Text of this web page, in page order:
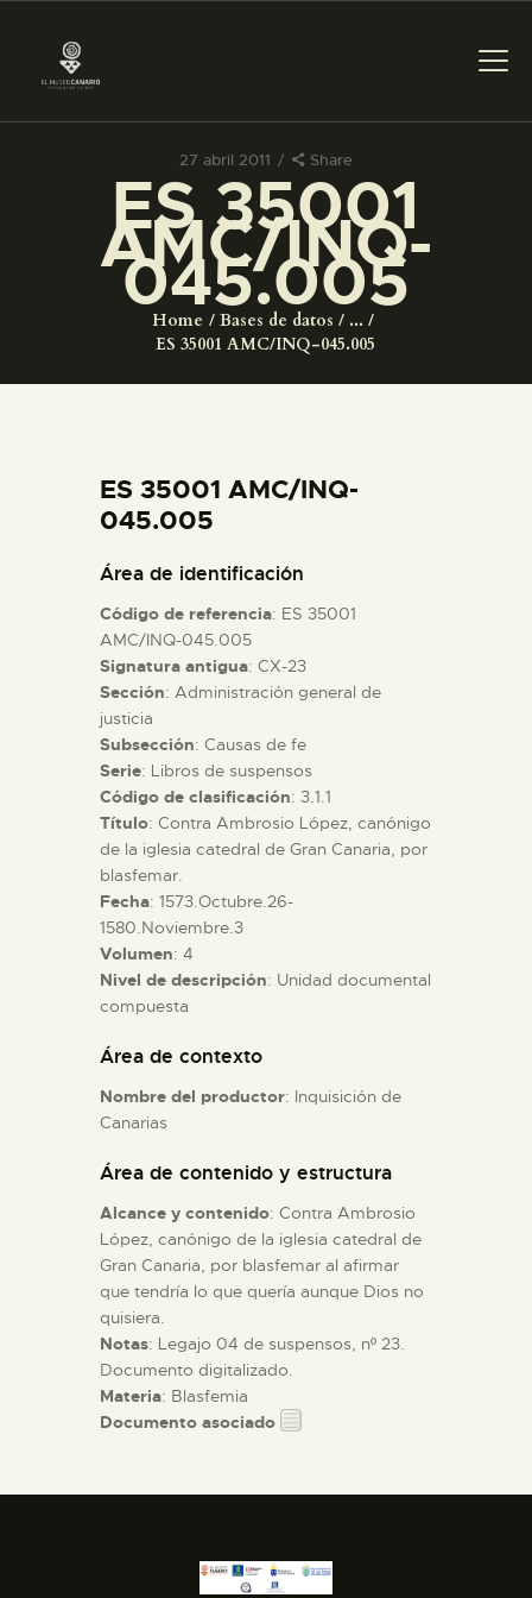
27 abril 2011 Share
ES 35001
AMC/INQ-
045.005
Home Bases de datos
...
ES 35001 AMC/INQ-045.005
PREPARAR LA VISITA
ACTIVIDADES
COLECCIONES
ESPAÑOL
PREPARAR LA VISITA
ACTIVIDADES
█
EL MUSEO
COLECCIONES
DIDÁCTICA
ESPAÑOL
ES 35001 AMC/INQ-
045.005
Área de identificación
Código de referencia: ES 35001
AMC/INQ-045.005
Signatura antigua: CX-23
Sección: Administración general de
justicia
Subsección: Causas de fe
Serie: Libros de suspensos
Código de clasificación: 3.1.1
Título: Contra Ambrosio López, canónigo
de la iglesia catedral de Gran Canaria, por
blasfemar.
Fecha: 1573.Octubre.26-
1580.Noviembre.3
Volumen: 4
Nivel de descripción: Unidad documental
compuesta
Área de contexto
Nombre del productor: Inquisición de
Canarias
Área de contenido y estructura
Alcance y contenido: Contra Ambrosio
López, canónigo de la iglesia catedral de
Gran Canaria, por blasfemar al afirmar
que tendría lo que quería aunque Dios no
quisiera.
Notas: Legajo 04 de suspensos, nº 23.
Documento digitalizado.
Materia: Blasfemia
Documento asociado